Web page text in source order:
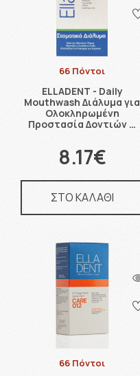
66 Πόντοι
ELLADENT - Daily
Mouthwash Διάλυμα για
Ολοκληρωμένη
Προστασία Δοντιών …
8.17€
ΣΤΟ ΚΑΛΑΘΙ
66 Πόντοι